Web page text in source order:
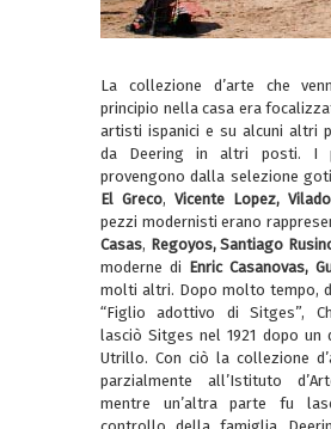
La collezione d’arte che
principio nella casa era
artisti ispanici e su alcuni altri
da Deering in altri posti. I
provengono dalla selezione
El Greco, Vicente Lopez,
pezzi modernisti erano
Casas, Regoyos, Santiago
moderne di Enric Casanovas,
molti altri. Dopo molto tempo,
“Figlio adottivo di Sitges”,
lasciò Sitges nel 1921 dopo un
Utrillo. Con ciò la collezione
parzialmente all’Istituto
mentre un’altra parte fu